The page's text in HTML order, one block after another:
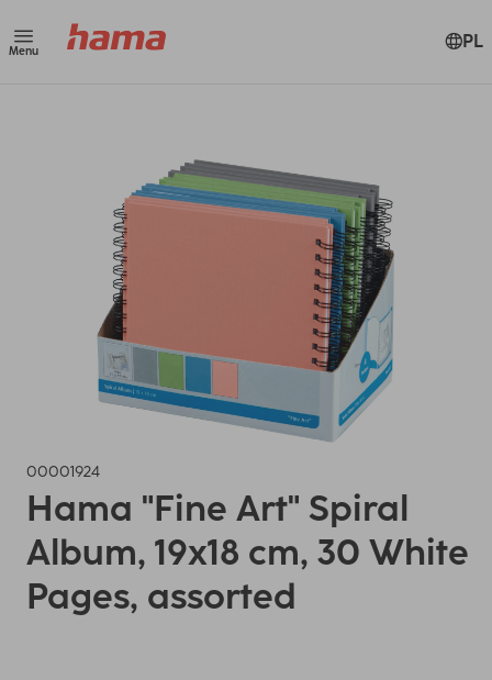
Menu PL
00001924
Hama "Fine Art" Spiral
Album, 19x18 cm, 30 White
Pages, assorted